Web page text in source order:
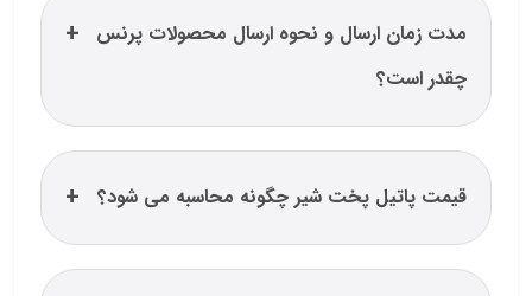
مدت زمان ارسال و نحوه ارسال محصولات پرنس
چقدر است؟
قیمت پاتیل پخت شیر چگونه محاسبه می شود؟